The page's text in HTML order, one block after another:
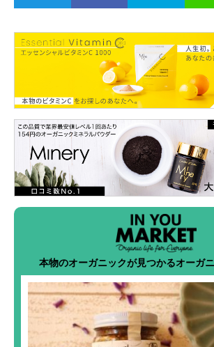
本物のオーガニックが見つかるオーガ